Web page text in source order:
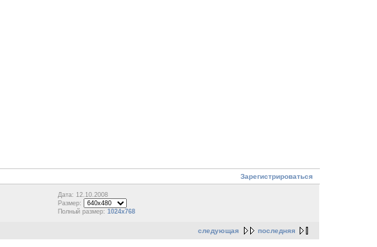
Зарегистрироваться
Дата: 12.10.2008
Размер:
Полный размер: 1024x768
следующая последняя